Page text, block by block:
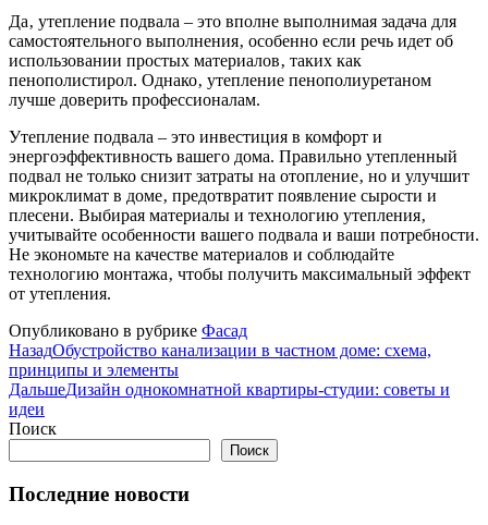
Да‚ утепление подвала – это вполне выполнимая задача для
самостоятельного выполнения‚ особенно если речь идет об
использовании простых материалов‚ таких как
пенополистирол. Однако‚ утепление пенополиуретаном
лучше доверить профессионалам.
Утепление подвала – это инвестиция в комфорт и
энергоэффективность вашего дома. Правильно утепленный
подвал не только снизит затраты на отопление‚ но и улучшит
микроклимат в доме‚ предотвратит появление сырости и
плесени. Выбирая материалы и технологию утепления‚
учитывайте особенности вашего подвала и ваши потребности.
Не экономьте на качестве материалов и соблюдайте
технологию монтажа‚ чтобы получить максимальный эффект
от утепления.
Опубликовано в рубрике Фасад
НазадОбустройство канализации в частном доме: схема,
принципы и элементы
ДальшеДизайн однокомнатной квартиры-студии: советы и
идеи
Поиск
Поиск
Последние новости